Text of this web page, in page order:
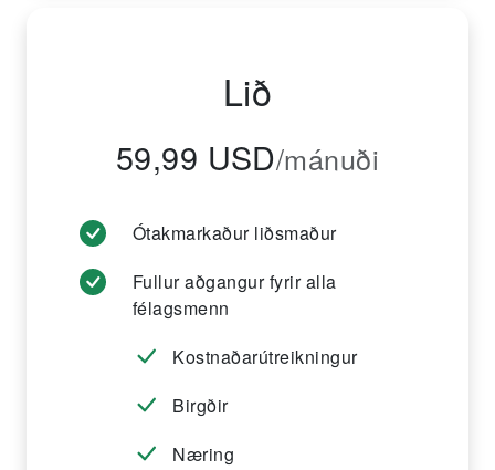
Lið
59,99 USD/mánuði
Ótakmarkaður liðsmaður
Fullur aðgangur fyrir alla
félagsmenn
Kostnaðarútreikningur
Birgðir
Næring